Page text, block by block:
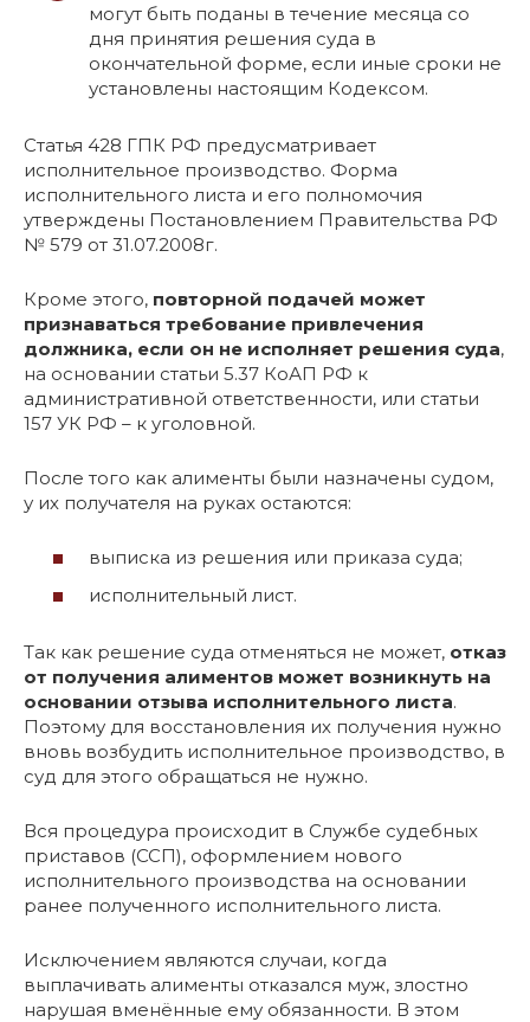
могут быть поданы в течение месяца со
дня принятия решения суда в
окончательной форме, если иные сроки не
установлены настоящим Кодексом.
Статья 428 ГПК РФ предусматривает
исполнительное производство. Форма
исполнительного листа и его полномочия
утверждены Постановлением Правительства РФ
№ 579 от 31.07.2008г.
Кроме этого, повторной подачей может
признаваться требование привлечения
должника, если он не исполняет решения суда,
на основании статьи 5.37 КоАП РФ к
административной ответственности, или статьи
157 УК РФ – к уголовной.
После того как алименты были назначены судом,
у их получателя на руках остаются:
выписка из решения или приказа суда;
исполнительный лист.
Так как решение суда отменяться не может, отказ
от получения алиментов может возникнуть на
основании отзыва исполнительного листа.
Поэтому для восстановления их получения нужно
вновь возбудить исполнительное производство, в
суд для этого обращаться не нужно.
Вся процедура происходит в Службе судебных
приставов (ССП), оформлением нового
исполнительного производства на основании
ранее полученного исполнительного листа.
Исключением являются случаи, когда
выплачивать алименты отказался муж, злостно
нарушая вменённые ему обязанности. В этом